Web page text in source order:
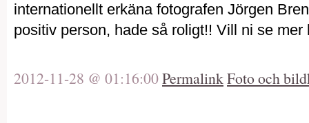
internationellt erkäna fotografen Jörgen
positiv person, hade så roligt!! Vill ni se
2012-11-28 @ 01:16:00PermalinkFoto och